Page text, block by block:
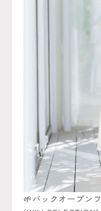
🌱‬‪バックオープン